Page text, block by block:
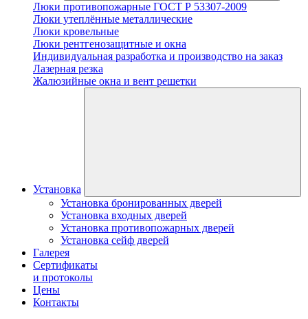
Люки противопожарные ГОСТ Р 53307-2009
Люки утеплённые металлические
Люки кровельные
Люки рентгенозащитные и окна
Индивидуальная разработка и производство на заказ
Лазерная резка
Жалюзийные окна и вент решетки
Установка
Установка бронированных дверей
Установка входных дверей
Установка противопожарных дверей
Установка сейф дверей
Галерея
Сертификаты
и протоколы
Цены
Контакты